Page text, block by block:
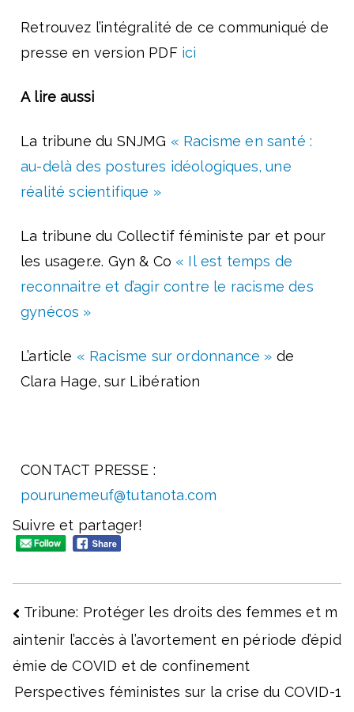
Retrouvez l’intégralité de ce communiqué de
presse en version PDF ici
A lire aussi
La tribune du SNJMG « Racisme en santé :
au-delà des postures idéologiques, une
réalité scientifique »
La tribune du Collectif féministe par et pour
les usager.e. Gyn & Co « Il est temps de
reconnaitre et d’agir contre le racisme des
gynécos »
L’article « Racisme sur ordonnance » de
Clara Hage, sur Libération
pourunemeuf@tutanota.com
Suivre et partager!
Tribune: Protéger les droits des femmes et m
aintenir l’accès à l’avortement en période d’épid
émie de COVID et de confinement
Perspectives féministes sur la crise du COVID-1